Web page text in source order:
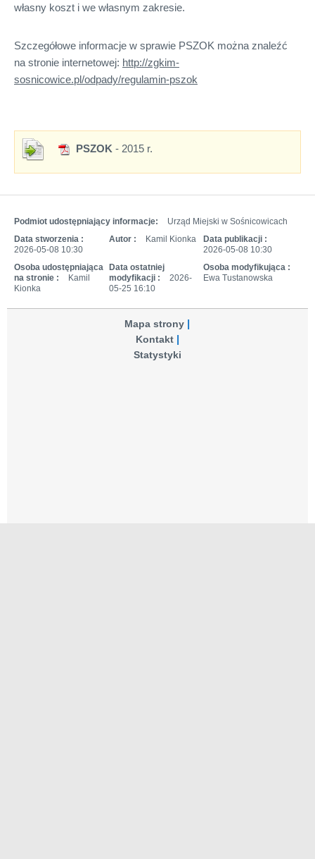
własny koszt i we własnym zakresie.
Szczegółowe informacje w sprawie PSZOK można znaleźć
na stronie internetowej: http://zgkim-
sosnicowice.pl/odpady/regulamin-pszok
PSZOK - 2015 r.
Podmiot udostępniający informacje:
Urząd Miejski w Sośnicowicach
Data stworzenia :
2026-05-08 10:30
Autor : Kamil Kionka
Data publikacji :
2026-05-08 10:30
Osoba udostępniająca
na stronie :
Kamil
Kionka
Data ostatniej
modyfikacji :
2026-
05-25 16:10
Osoba modyfikująca :
Ewa Tustanowska
Mapa strony
Kontakt
Statystyki